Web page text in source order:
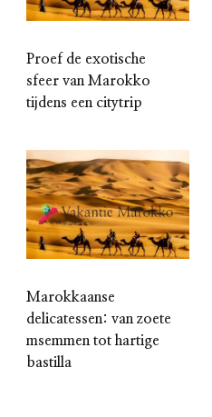
Proef de exotische
sfeer van Marokko
tijdens een citytrip
Marokkaanse
delicatessen: van zoete
msemmen tot hartige
bastilla